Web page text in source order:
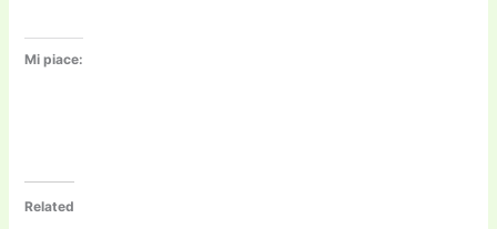
Mi piace:
Related